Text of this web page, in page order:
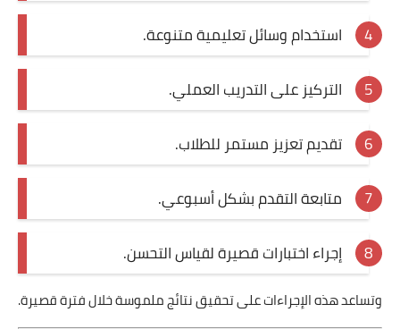
استخدام وسائل تعليمية متنوعة.
التركيز على التدريب العملي.
تقديم تعزيز مستمر للطلاب.
متابعة التقدم بشكل أسبوعي.
إجراء اختبارات قصيرة لقياس التحسن.
وتساعد هذه الإجراءات على تحقيق نتائج ملموسة خلال فترة قصيرة.